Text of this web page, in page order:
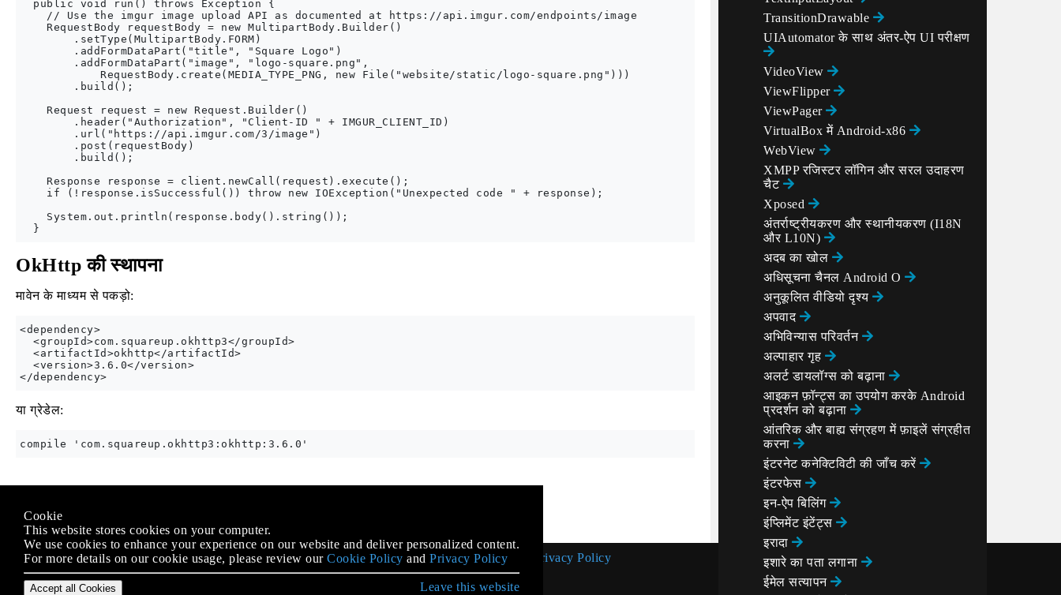
  public void run() throws Exception {
    // Use the imgur image upload API as documented at https://api.imgur.com/endpoints/image
    RequestBody requestBody = new MultipartBody.Builder()
        .setType(MultipartBody.FORM)
        .addFormDataPart("title", "Square Logo")
        .addFormDataPart("image", "logo-square.png",
            RequestBody.create(MEDIA_TYPE_PNG, new File("website/static/logo-square.png")))
        .build();
    Request request = new Request.Builder()
        .header("Authorization", "Client-ID " + IMGUR_CLIENT_ID)
        .url("https://api.imgur.com/3/image")
        .post(requestBody)
        .build();
    Response response = client.newCall(request).execute();
    if (!response.isSuccessful()) throw new IOException("Unexpected code " + response);
    System.out.println(response.body().string());
OkHttp की स्थापना
मावेन के माध्यम से पकड़ो:
<dependency>
  <groupId>com.squareup.okhttp3</groupId>
  <artifactId>okhttp</artifactId>
  <version>3.6.0</version>
या ग्रेडेल:
के तहत लाइसेंस प्राप्त है
से संबद्ध नहीं हैStack Overflow
TransitionDrawable
UIAutomator के साथ अंतर-ऐप UI परीक्षण
VideoView
ViewFlipper
ViewPager
VirtualBox में Android-x86
WebView
XMPP रजिस्टर लॉगिन और सरल उदाहरण
चैट
Xposed
अंतर्राष्ट्रीयकरण और स्थानीयकरण (I18N
और L10N)
अदब का खोल
अधिसूचना चैनल Android O
अनुकूलित वीडियो दृश्य
अपवाद
अभिविन्यास परिवर्तन
अल्पाहार गृह
अलर्ट डायलॉग्स को बढ़ाना
आइकन फ़ॉन्ट्स का उपयोग करके Android
प्रदर्शन को बढ़ाना
आंतरिक और बाह्य संग्रहण में फ़ाइलें संग्रहीत
करना
इंटरनेट कनेक्टिविटी की जाँच करें
इंटरफेस
इन-ऐप बिलिंग
इंप्लिमेंट इंटेंट्स
इरादा
इशारे का पता लगाना
ईमेल सत्यापन
Cookie Policy Privacy Policy
Cookie
This website stores cookies on your computer.
We use cookies to enhance your experience on our website and deliver personalized content.
For more details on our cookie usage, please review our Cookie Policy and Privacy Policy
Accept all Cookies Leave this website